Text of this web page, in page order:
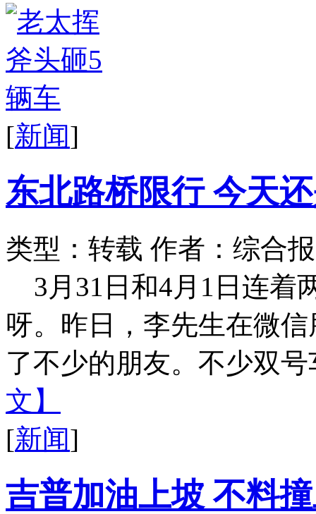
[新闻]
东北路桥限行 今天
类型：转载 作者：综合
3月31日和4月1日连着
呀。昨日，李先生在微
了不少的朋友。不少双
文】
[新闻]
吉普加油上坡 不料